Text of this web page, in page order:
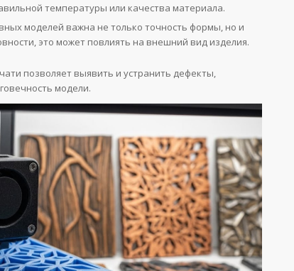
температуры или качества материала.
моделей важна не только точность формы, но и
это может повлиять на внешний вид изделия.
позволяет выявить и устранить дефекты,
модели.